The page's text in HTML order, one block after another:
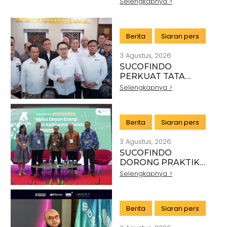
INDUSTRI
Berita Siaran pers
3 Agustus, 2026
SUCOFINDO
PERKUAT TATA
KELOLA EKSPOR
DENGAN KSP DAN
DANANTARA
Selengkapnya >
Berita Siaran pers
3 Agustus, 2026
SUCOFINDO
DORONG PRAKTIK
PERTAMBANGAN
Selengkapnya >
Berita Siaran pers